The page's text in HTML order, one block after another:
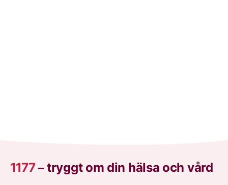
1177–tryggt om din hälsa och vård